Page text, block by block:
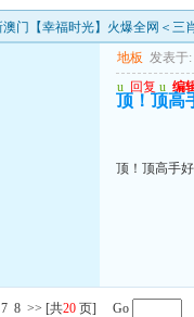
门【幸福时光】火爆全网＜三
地板 发表于:
u 回复 u 编
顶！顶高
顶！顶高手
7 8 >> [共20 页] Go